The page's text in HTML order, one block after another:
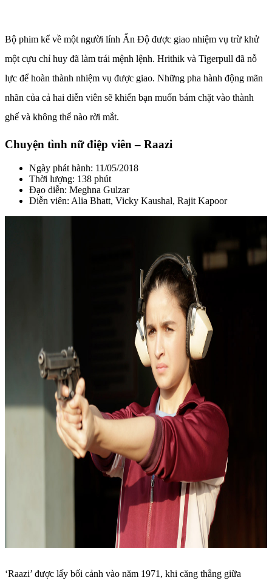
Bộ phim kể về một người lính Ấn Độ được giao nhiệm vụ trừ khử
một cựu chỉ huy đã làm trái mệnh lệnh. Hrithik và Tigerpull đã nỗ
lực để hoàn thành nhiệm vụ được giao. Những pha hành động mãn
nhãn của cả hai diễn viên sẽ khiến bạn muốn bám chặt vào thành
ghế và không thể nào rời mắt.
Chuyện tình nữ điệp viên – Raazi
Ngày phát hành: 11/05/2018
Thời lượng: 138 phút
Đạo diễn: Meghna Gulzar
Diễn viên: Alia Bhatt, Vicky Kaushal, Rajit Kapoor
‘Raazi’ được lấy bối cảnh vào năm 1971, khi căng thẳng giữa